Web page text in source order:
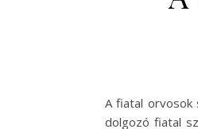
A fiatal orvosok
dolgozó fiatal